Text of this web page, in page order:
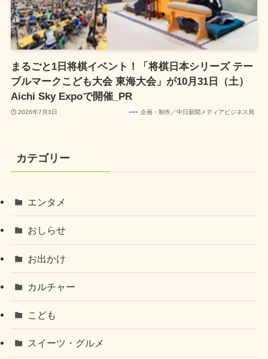
まるごと1日将棋イベント！「将棋日本シリーズ テー
ブルマークこども大会 東海大会」が10月31日（土）
Aichi Sky Expoで開催_PR
2026年7月3日 企画・制作／中日新聞メディアビジネス局
カテゴリー
エンタメ
おしらせ
お出かけ
カルチャー
こども
スイーツ・グルメ